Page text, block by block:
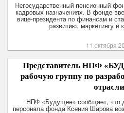
Негосударственный пенсионный
кадровых назначениях. В фонде
вице-президента по финансам и
развитию, маркетингу и
11 октября
Представитель НПФ
рабочую группу по
отрасли
НПФ «Будущее» сообщает, что
персонала фонда Ксения Шарова